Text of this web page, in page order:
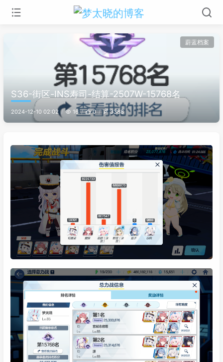
蔚蓝档案
S36-街区-INS寿司-结算-2507W-15768名
2024-12-10 02:02 16 0 3388